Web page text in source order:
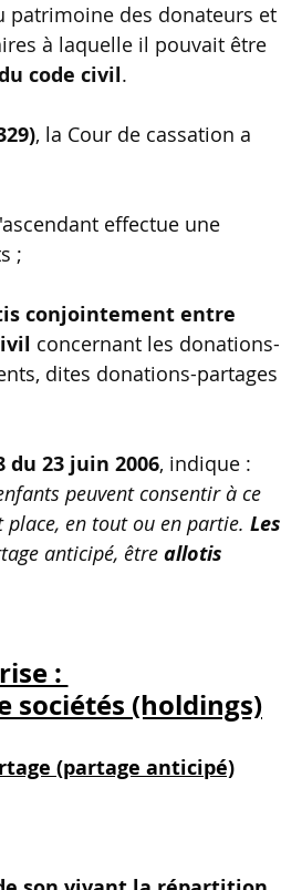
patrimoine des donateurs et
à laquelle il pouvait être
code civil.
, la Cour de cassation a
effectue une
;
conjointement entre
concernant les donations-
dites donations-partages
du 23 juin 2006, indique :
peuvent consentir à ce
en tout ou en partie. Les
anticipé, être allotis
:
sociétés (holdings)
(partage anticipé)